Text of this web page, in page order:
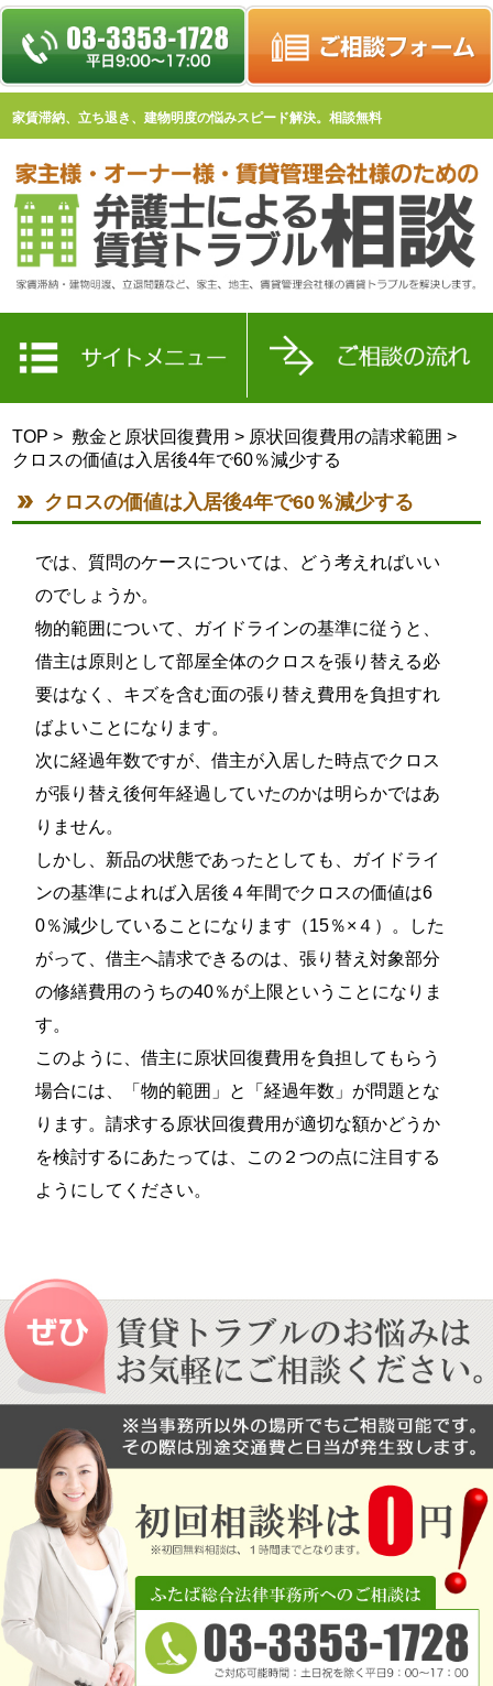
家賃滞納、立ち退き、建物明度の悩みスピード解決。相談無料
TOP > 敷金と原状回復費用 > 原状回復費用の請求範囲 >
クロスの価値は入居後4年で60％減少する
クロスの価値は入居後4年で60％減少する
では、質問のケースについては、どう考えればいい
のでしょうか。
物的範囲について、ガイドラインの基準に従うと、
借主は原則として部屋全体のクロスを張り替える必
要はなく、キズを含む面の張り替え費用を負担すれ
ばよいことになります。
次に経過年数ですが、借主が入居した時点でクロス
が張り替え後何年経過していたのかは明らかではあ
りません。
しかし、新品の状態であったとしても、ガイドライ
ンの基準によれば入居後４年間でクロスの価値は6
0％減少していることになります（15％×４）。した
がって、借主へ請求できるのは、張り替え対象部分
の修繕費用のうちの40％が上限ということになりま
す。
このように、借主に原状回復費用を負担してもらう
場合には、「物的範囲」と「経過年数」が問題とな
ります。請求する原状回復費用が適切な額かどうか
を検討するにあたっては、この２つの点に注目する
ようにしてください。